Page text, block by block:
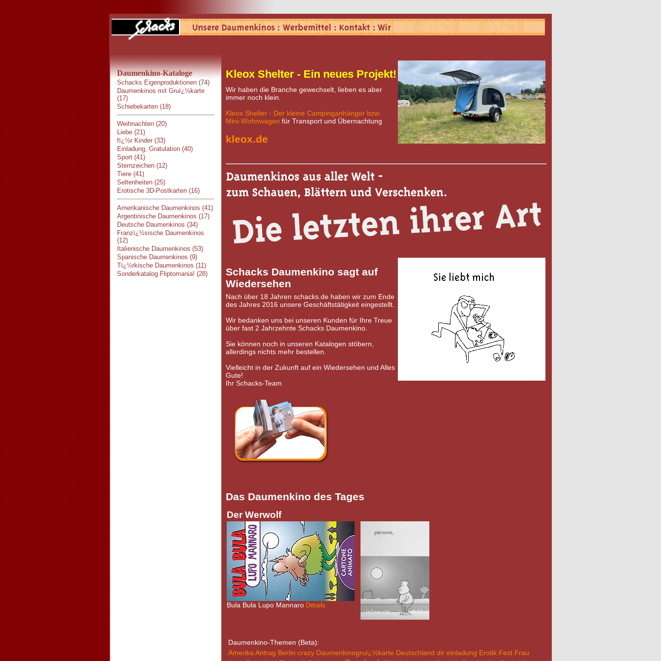
Daumenkino-Kataloge
Schacks Eigenproduktionen (74)
Daumenkinos mit Gruï¿½karte
(17)
Schiebekarten (18)
Weihnachten (20)
Liebe (21)
fï¿½r Kinder (33)
Einladung, Gratulation (40)
Sport (41)
Sternzeichen (12)
Tiere (41)
Seltenheiten (25)
Erotische 3D-Postkarten (16)
Amerikanische Daumenkinos (41)
Argentinische Daumenkinos (17)
Deutsche Daumenkinos (34)
Franzï¿½sische Daumenkinos
(12)
Italienische Daumenkinos (53)
Spanische Daumenkinos (9)
Tï¿½rkische Daumenkinos (11)
Sonderkatalog Fliptomania! (28)
Kleox Shelter - Ein neues Projekt!
Wir haben die Branche gewechselt, lieben es aber
immer noch klein.
Kleox Shelter - Der kleine Campinganhänger bzw.
Mini-Wohnwagen für Transport und Übernachtung
kleox.de
Schacks Daumenkino sagt auf
Wiedersehen
Nach über 18 Jahren schacks.de haben wir zum Ende
des Jahres 2016 unsere Geschäftstätigkeit eingestellt.
Wir bedanken uns bei unseren Kunden für Ihre Treue
über fast 2 Jahrzehnte Schacks Daumenkino.
Sie können noch in unseren Katalogen stöbern,
allerdings nichts mehr bestellen.
Vielleicht in der Zukunft auf ein Wiedersehen und Alles
Gute!
Ihr Schacks-Team
Das Daumenkino des Tages
Der Werwolf
Bula Bula Lupo Mannaro Details
Daumenkino-Themen (Beta):
Amerika Antrag Berlin crazy Daumenkinogruï¿½karte Deutschland dir einladung Erotik Fest Frau